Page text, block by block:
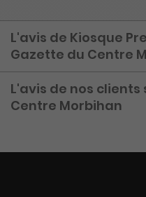
L'avis de Kiosque
Gazette du Centre
L'avis de nos clients
Centre Morbihan